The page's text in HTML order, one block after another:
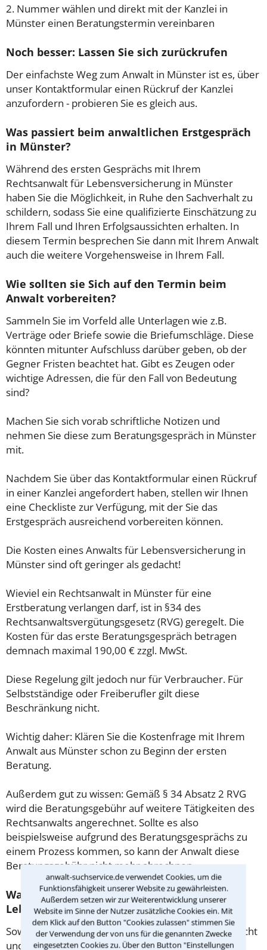
anwalt-suchservice.de verwendet Cookies, um die
Funktionsfähigkeit unserer Website zu gewährleisten.
Außerdem setzen wir zur Weiterentwicklung unserer
Website im Sinne der Nutzer zusätzliche Cookies ein. Mit
dem Klick auf den Button "Cookies zulassen" stimmen Sie
der Verwendung der von uns für die genannten Zwecke
eingesetzten Cookies zu. Über den Button "Einstellungen
2. Nummer wählen und direkt mit der Kanzlei in
Münster einen Beratungstermin vereinbaren
Noch besser: Lassen Sie sich zurückrufen
Der einfachste Weg zum Anwalt in Münster ist es, über
unser Kontaktformular einen Rückruf der Kanzlei
anzufordern - probieren Sie es gleich aus.
Was passiert beim anwaltlichen Erstgespräch
in Münster?
Während des ersten Gesprächs mit Ihrem
Rechtsanwalt für Lebensversicherung in Münster
haben Sie die Möglichkeit, in Ruhe den Sachverhalt zu
schildern, sodass Sie eine qualifizierte Einschätzung zu
Ihrem Fall und Ihren Erfolgsaussichten erhalten. In
diesem Termin besprechen Sie dann mit Ihrem Anwalt
auch die weitere Vorgehensweise in Ihrem Fall.
Wie sollten sie Sich auf den Termin beim
Anwalt vorbereiten?
Sammeln Sie im Vorfeld alle Unterlagen wie z.B.
Verträge oder Briefe sowie die Briefumschläge. Diese
könnten mitunter Aufschluss darüber geben, ob der
Gegner Fristen beachtet hat. Gibt es Zeugen oder
wichtige Adressen, die für den Fall von Bedeutung
sind?
Machen Sie sich vorab schriftliche Notizen und
nehmen Sie diese zum Beratungsgespräch in Münster
mit.
Nachdem Sie über das Kontaktformular einen Rückruf
in einer Kanzlei angefordert haben, stellen wir Ihnen
eine Checkliste zur Verfügung, mit der Sie das
Erstgespräch ausreichend vorbereiten können.
Die Kosten eines Anwalts für Lebensversicherung in
Münster sind oft geringer als gedacht!
Wieviel ein Rechtsanwalt in Münster für eine
Erstberatung verlangen darf, ist in §34 des
Rechtsanwaltsvergütungsgesetz (RVG) geregelt. Die
Kosten für das erste Beratungsgespräch betragen
demnach maximal 190,00 € zzgl. MwSt.
Diese Regelung gilt jedoch nur für Verbraucher. Für
Selbstständige oder Freiberufler gilt diese
Beschränkung nicht.
Wichtig daher: Klären Sie die Kostenfrage mit Ihrem
Anwalt aus Münster schon zu Beginn der ersten
Beratung.
Außerdem gut zu wissen: Gemäß § 34 Absatz 2 RVG
wird die Beratungsgebühr auf weitere Tätigkeiten des
Rechtsanwalts angerechnet. Sollte es also
beispielsweise aufgrund des Beratungsgesprächs zu
einem Prozess kommen, so kann der Anwalt diese
Beratungsgebühr nicht mehr abrechnen.
Was tun wenn ich mir keinen Anwalt für
Lebensversicherung leisten kann?
Soweit die Rechtsangelegenheit noch nicht vor Gericht
und eine Rechtsberatung notwendig ist, haben